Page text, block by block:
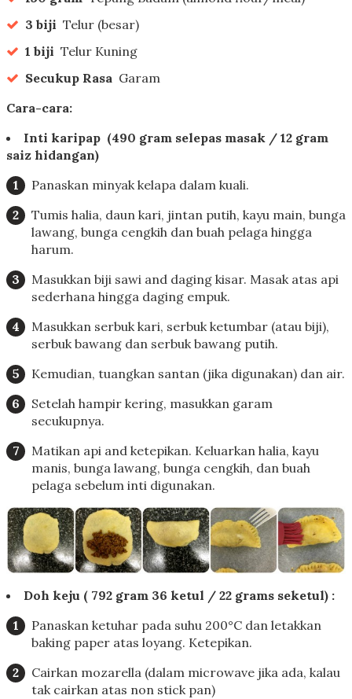
3 biji Telur (besar)
1 biji Telur Kuning
Secukup Rasa Garam
Cara-cara:
Inti karipap (490 gram selepas masak / 12 gram
saiz hidangan)
Panaskan minyak kelapa dalam kuali.
Tumis halia, daun kari, jintan putih, kayu main, bunga
lawang, bunga cengkih dan buah pelaga hingga
harum.
Masukkan biji sawi and daging kisar. Masak atas api
sederhana hingga daging empuk.
Masukkan serbuk kari, serbuk ketumbar (atau biji),
serbuk bawang dan serbuk bawang putih.
Kemudian, tuangkan santan (jika digunakan) dan air.
Setelah hampir kering, masukkan garam
secukupnya.
Matikan api and ketepikan. Keluarkan halia, kayu
manis, bunga lawang, bunga cengkih, dan buah
pelaga sebelum inti digunakan.
Doh keju ( 792 gram 36 ketul / 22 grams seketul) :
Panaskan ketuhar pada suhu 200°C dan letakkan
baking paper atas loyang. Ketepikan.
Cairkan mozarella (dalam microwave jika ada, kalau
tak cairkan atas non stick pan)